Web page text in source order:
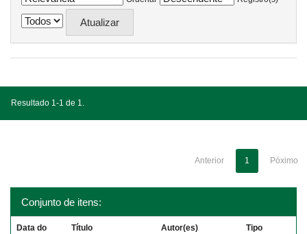
Resultado 1-1 de 1.
Anterior 1 Póximo
Conjunto de itens:
Data do
Título Autor(es) Tipo